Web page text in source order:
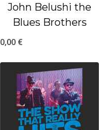
John Belushi the
Blues Brothers
0,00 €